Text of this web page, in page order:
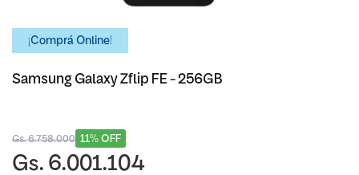
¡Comprá Online!
Samsung Galaxy Zflip FE - 256GB
11% OFF
Gs. 6.758.000
Gs. 6.001.104